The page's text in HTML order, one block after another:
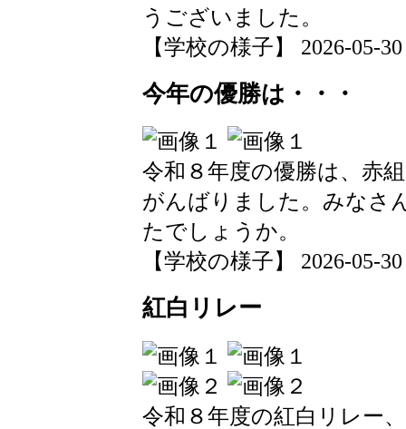
うございました。
【学校の様子】 2026-05-
今年の優勝は・・・
令和８年度の優勝は、赤
がんばりました。みなさ
たでしょうか。
【学校の様子】 2026-05-
紅白リレー
令和８年度の紅白リレー